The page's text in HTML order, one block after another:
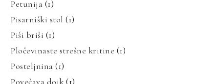
Petunija (1)
Pisarniški stol (1)
Piši briši (1)
Pločevinaste strešne kritine (1)
Posteljnina (1)
Povečava dojk (1)